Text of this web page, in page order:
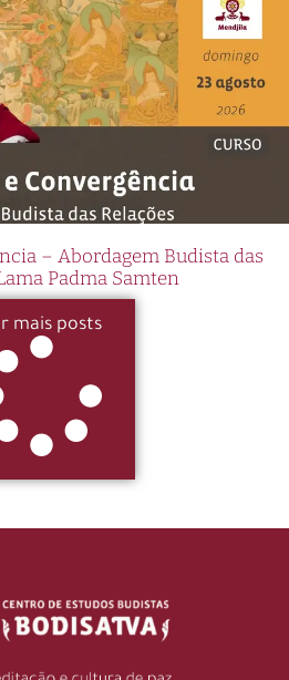
– Abordagem Budista das
Padma Samten
mais posts